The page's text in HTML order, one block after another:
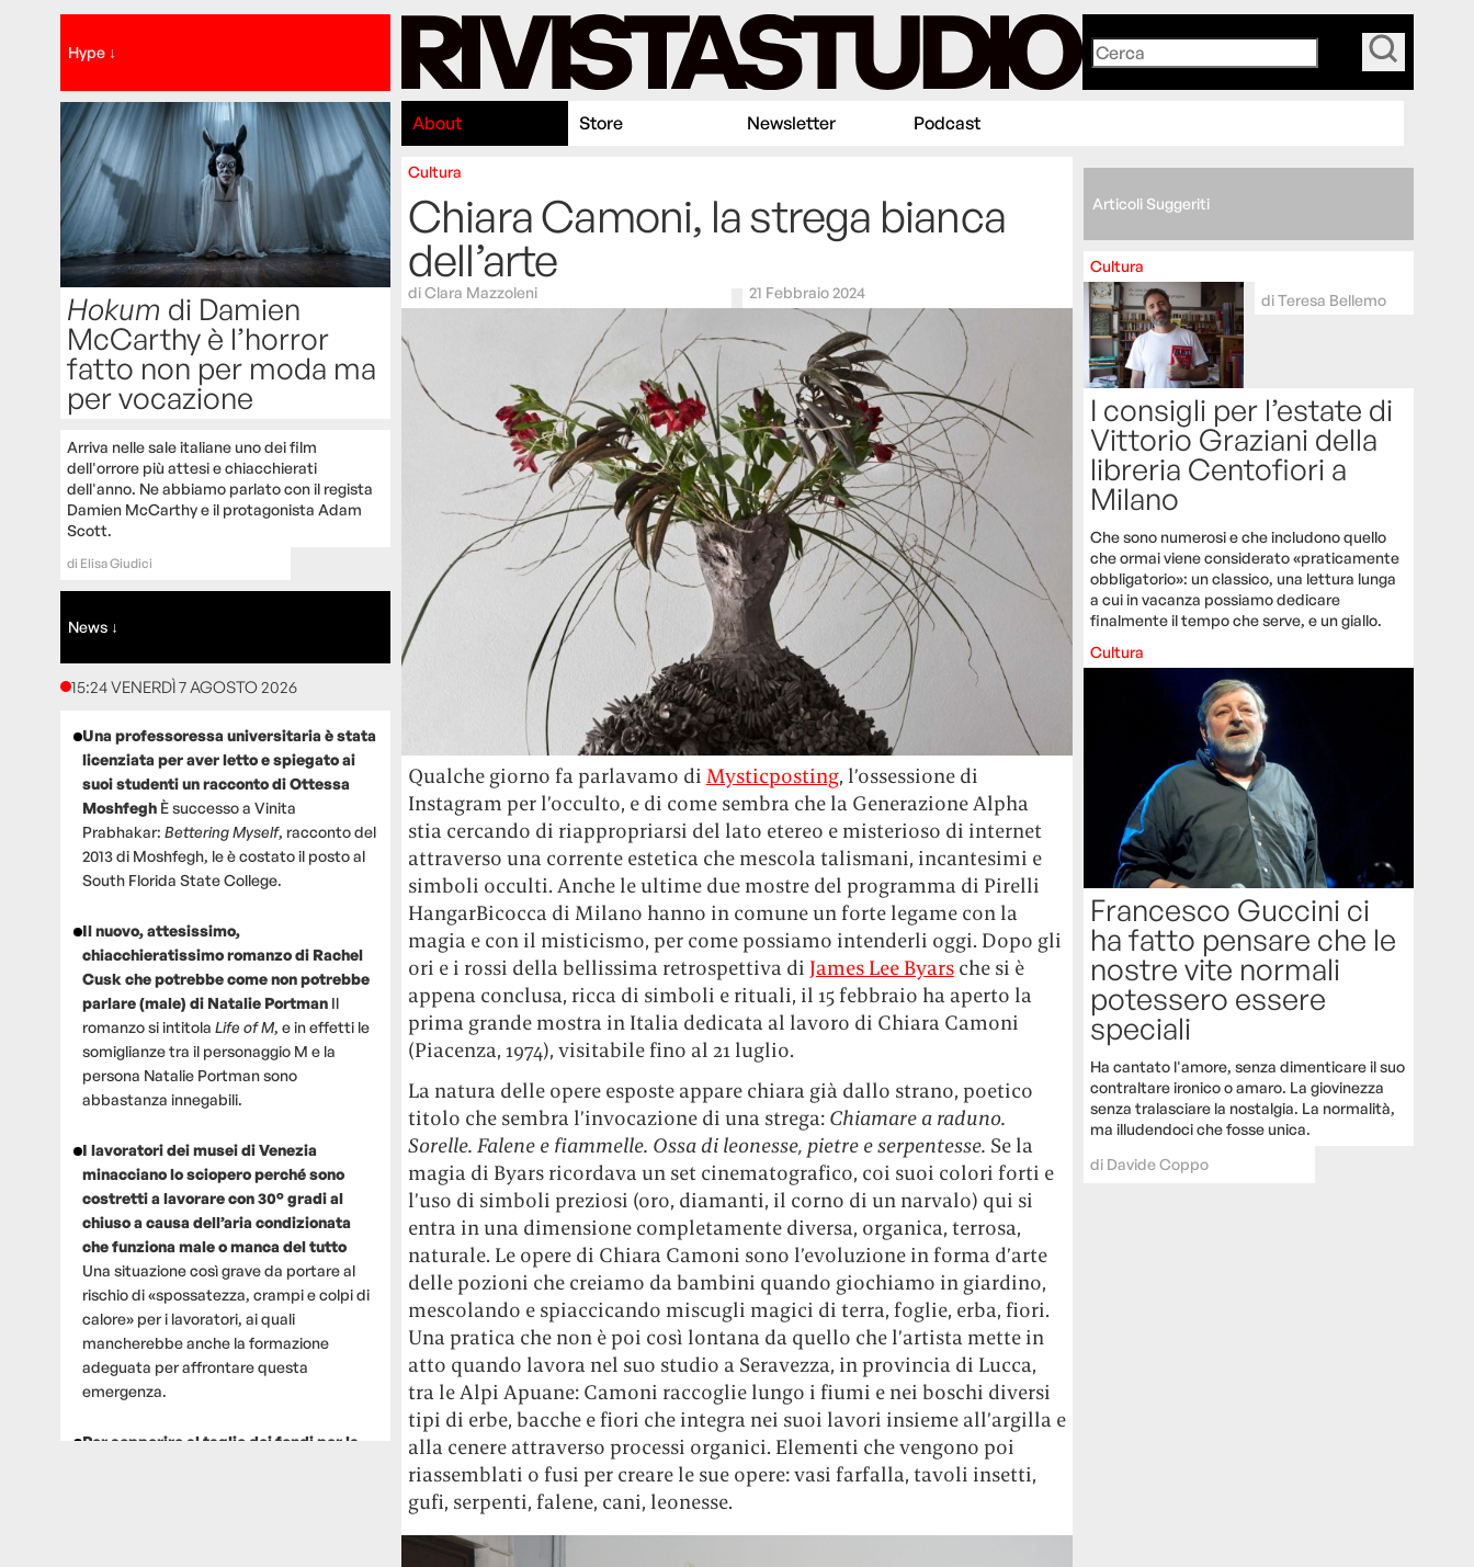
Hype ↓
Hokum di Damien
McCarthy è l’horror
fatto non per moda ma
per vocazione
Arriva nelle sale italiane uno dei film
dell'orrore più attesi e chiacchierati
dell'anno. Ne abbiamo parlato con il regista
Damien McCarthy e il protagonista Adam
Scott.
di Elisa Giudici
News ↓
15:24 VENERDÌ 7 AGOSTO 2026
Una professoressa universitaria è stata
licenziata per aver letto e spiegato ai
suoi studenti un racconto di Ottessa
Moshfegh È successo a Vinita
Prabhakar: Bettering Myself, racconto del
2013 di Moshfegh, le è costato il posto al
South Florida State College.
Il nuovo, attesissimo,
chiacchieratissimo romanzo di Rachel
Cusk che potrebbe come non potrebbe
parlare (male) di Natalie Portman Il
romanzo si intitola Life of M, e in effetti le
somiglianze tra il personaggio M e la
persona Natalie Portman sono
abbastanza innegabili.
I lavoratori dei musei di Venezia
minacciano lo sciopero perché sono
costretti a lavorare con 30° gradi al
chiuso a causa dell’aria condizionata
che funziona male o manca del tutto
Una situazione così grave da portare al
rischio di «spossatezza, crampi e colpi di
calore» per i lavoratori, ai quali
mancherebbe anche la formazione
adeguata per affrontare questa
emergenza.
Per sopperire al taglio dei fondi per la
About Store Newsletter Podcast
Cultura
Chiara Camoni, la strega bianca
dell’arte
diClara Mazzoleni 21 Febbraio 2024
Qualche giorno fa parlavamo di Mysticposting, l’ossessione di
Instagram per l’occulto, e di come sembra che la Generazione Alpha
stia cercando di riappropriarsi del lato etereo e misterioso di internet
attraverso una corrente estetica che mescola talismani, incantesimi e
simboli occulti. Anche le ultime due mostre del programma di Pirelli
HangarBicocca di Milano hanno in comune un forte legame con la
magia e con il misticismo, per come possiamo intenderli oggi. Dopo gli
ori e i rossi della bellissima retrospettiva di James Lee Byarsche si è
appena conclusa, ricca di simboli e rituali, il 15 febbraio ha aperto la
prima grande mostra in Italia dedicata al lavoro di Chiara Camoni
(Piacenza, 1974), visitabile fino al 21 luglio.
La natura delle opere esposte appare chiara già dallo strano, poetico
titolo che sembra l’invocazione di una strega: Chiamare a raduno.
Sorelle. Falene e fiammelle. Ossa di leonesse, pietre e serpentesse. Se la
magia di Byars ricordava un set cinematografico, coi suoi colori forti e
l’uso di simboli preziosi (oro, diamanti, il corno di un narvalo) qui si
entra in una dimensione completamente diversa, organica, terrosa,
naturale. Le opere di Chiara Camoni sono l’evoluzione in forma d’arte
delle pozioni che creiamo da bambini quando giochiamo in giardino,
mescolando e spiaccicando miscugli magici di terra, foglie, erba, fiori.
Una pratica che non è poi così lontana da quello che l’artista mette in
atto quando lavora nel suo studio a Seravezza, in provincia di Lucca,
tra le Alpi Apuane: Camoni raccoglie lungo i fiumi e nei boschi diversi
tipi di erbe, bacche e fiori che integra nei suoi lavori insieme all’argilla e
alla cenere attraverso processi organici. Elementi che vengono poi
riassemblati o fusi per creare le sue opere: vasi farfalla, tavoli insetti,
gufi, serpenti, falene, cani, leonesse.
Articoli Suggeriti
Cultura
diTeresa Bellemo
I consigli per l’estate di
Vittorio Graziani della
libreria Centofiori a
Milano
Che sono numerosi e che includono quello
che ormai viene considerato «praticamente
obbligatorio»: un classico, una lettura lunga
a cui in vacanza possiamo dedicare
finalmente il tempo che serve, e un giallo.
Cultura
Francesco Guccini ci
ha fatto pensare che le
nostre vite normali
potessero essere
speciali
Ha cantato l'amore, senza dimenticare il suo
contraltare ironico o amaro. La giovinezza
senza tralasciare la nostalgia. La normalità,
ma illudendoci che fosse unica.
di Davide Coppo